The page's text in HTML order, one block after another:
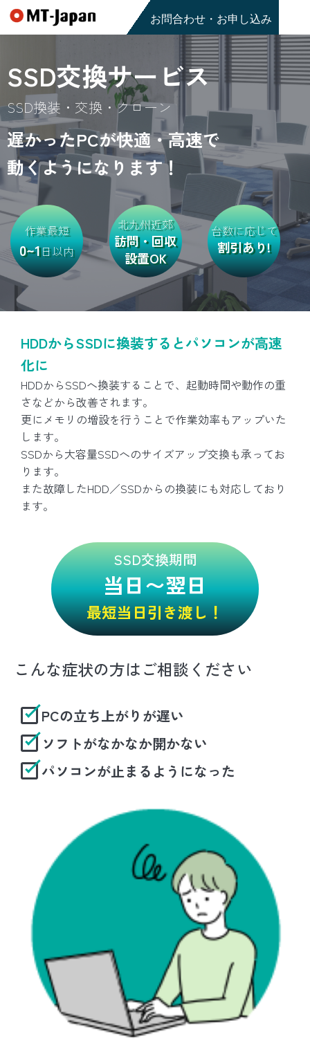
お問合わせ・お申し込み
SSD交換サービス
SSD換装・交換・クローン
遅かったPCが快適・高速で
動くようになります！
作業最短
0~1日以内
北九州近郊
訪問・回収
設置OK
台数に応じて
割引あり!
HDDからSSDに換装するとパソコンが高速
化に
HDDからSSDへ換装することで、起動時間や動作の重
さなどから改善されます。
更にメモリの増設を行うことで作業効率もアップいた
します。
SSDから大容量SSDへのサイズアップ交換も承ってお
ります。
また故障したHDD／SSDからの換装にも対応しており
ます。
SSD交換期間
当日〜翌日
最短当日引き渡し！
こんな症状の方はご相談ください
PCの立ち上がりが遅い
ソフトがなかなか開かない
パソコンが止まるようになった